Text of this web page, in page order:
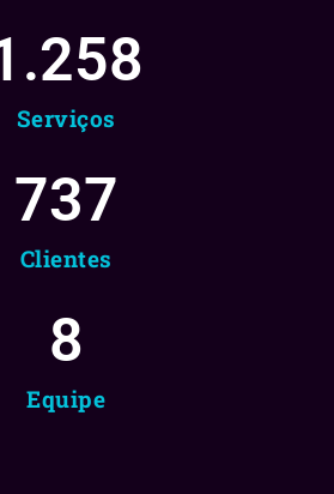
Serviços
Clientes
737
Equipe
8